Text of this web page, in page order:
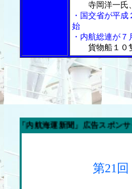
寺岡洋一氏
・国交省が平
始
・内航総連が
貨物船１０
聞」広告スポンサー企業
第21